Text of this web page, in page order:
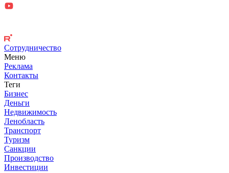
Сотрудничество
Меню
Реклама
Контакты
Теги
Бизнес
Деньги
Недвижимость
Ленобласть
Транспорт
Туризм
Санкции
Производство
Инвестиции